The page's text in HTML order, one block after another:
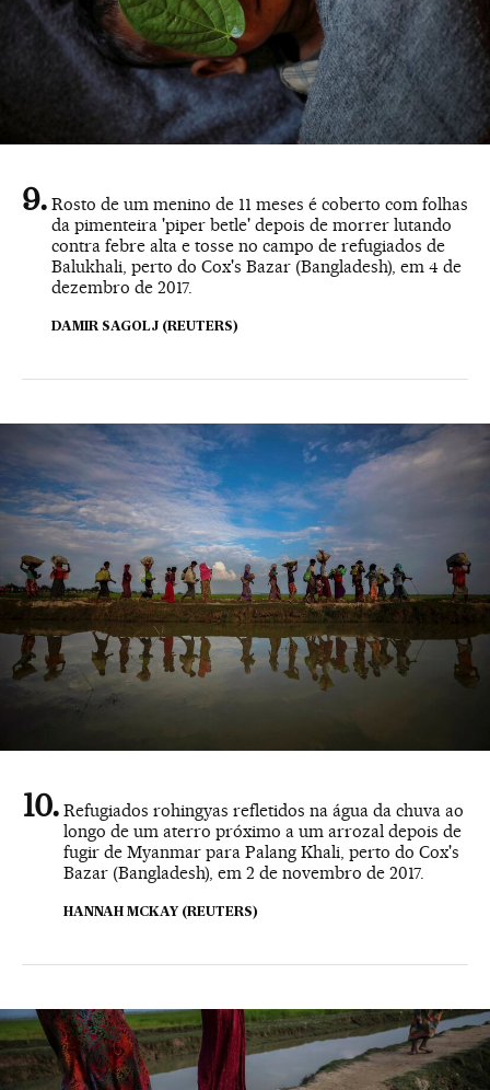
Rosto de um menino de 11 meses é coberto com folhas
da pimenteira 'piper betle' depois de morrer lutando
contra febre alta e tosse no campo de refugiados de
Balukhali, perto do Cox's Bazar (Bangladesh), em 4 de
dezembro de 2017.
DAMIR SAGOLJ (REUTERS)
Refugiados rohingyas refletidos na água da chuva ao
longo de um aterro próximo a um arrozal depois de
fugir de Myanmar para Palang Khali, perto do Cox's
Bazar (Bangladesh), em 2 de novembro de 2017.
HANNAH MCKAY (REUTERS)